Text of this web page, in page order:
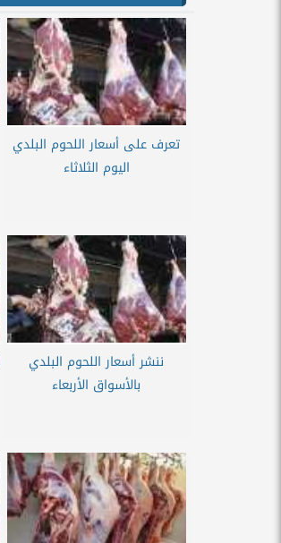
تعرف على أسعار اللحوم البلدي
اليوم الثلاثاء
ننشر أسعار اللحوم البلدي
بالأسواق الأربعاء